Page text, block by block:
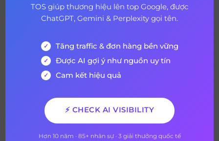
tới các thực thể riêng lẻ dựa trên những gì Google đã có
trong cơ sở dữ liệu của mình.
Kiểm tra dữ liệu
TOS giúp thương hiệu lên top Google, được
ChatGPT, Gemini & Perplexity gọi tên.
Tăng traffic & đơn hàng bền vững
Được AI gợi ý như nguồn uy tín
Cam kết hiệu quả
⚡ CHECK AI VISIBILITY
Hơn 10 năm · 85+ nhân sự · 3 giải thưởng quốc tế